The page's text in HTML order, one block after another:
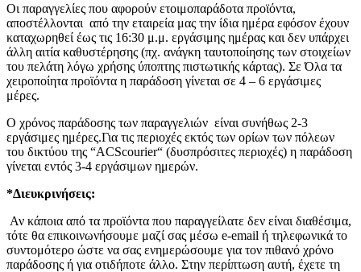
Οι παραγγελίες που αφορούν ετοιμοπαράδοτα προϊόντα,
αποστέλλονται από την εταιρεία μας την ίδια ημέρα εφόσον έχουν
καταχωρηθεί έως τις 16:30 μ.μ. εργάσιμης ημέρας και δεν υπάρχει
άλλη αιτία καθυστέρησης (πχ. ανάγκη ταυτοποίησης των στοιχείων
του πελάτη λόγω χρήσης ύποπτης πιστωτικής κάρτας). Σε Όλα τα
χειροποίητα προϊόντα η παράδοση γίνεται σε 4 – 6 εργάσιμες
μέρες.
Ο χρόνος παράδοσης των παραγγελιών είναι συνήθως 2-3
εργάσιμες ημέρες.Για τις περιοχές εκτός των ορίων των πόλεων
του δικτύου της “ACScourier“ (δυσπρόσιτες περιοχές) η παράδοση
γίνεται εντός 3-4 εργάσιμων ημερών.
*Διευκρινήσεις:
Αν κάποια από τα προϊόντα που παραγγείλατε δεν είναι διαθέσιμα,
τότε θα επικοινωνήσουμε μαζί σας μέσω e-email ή τηλεφωνικά το
συντομότερο ώστε να σας ενημερώσουμε για τον πιθανό χρόνο
παράδοσης ή για οτιδήποτε άλλο. Στην περίπτωση αυτή, έχετε τη